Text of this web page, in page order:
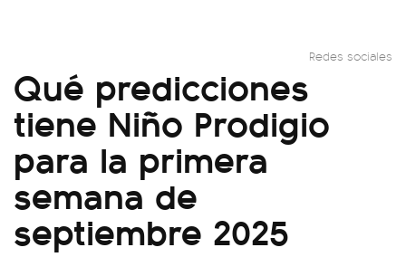
Redes sociales
Qué predicciones
tiene Niño Prodigio
para la primera
semana de
septiembre 2025